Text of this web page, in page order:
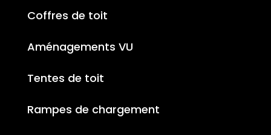
Coffres de toit
Aménagements VU
Tentes de toit
Rampes de chargement